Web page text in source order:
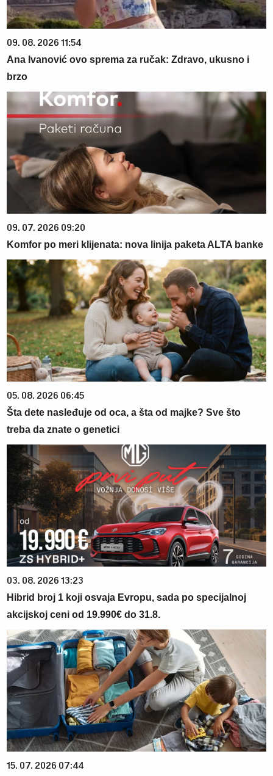
09. 08. 2026 11:54
Ana Ivanović ovo sprema za ručak: Zdravo, ukusno i
brzo
09. 07. 2026 09:20
Komfor po meri klijenata: nova linija paketa ALTA banke
05. 08. 2026 06:45
Šta dete nasleđuje od oca, a šta od majke? Sve što
treba da znate o genetici
03. 08. 2026 13:23
Hibrid broj 1 koji osvaja Evropu, sada po specijalnoj
akcijskoj ceni od 19.990€ do 31.8.
15. 07. 2026 07:44